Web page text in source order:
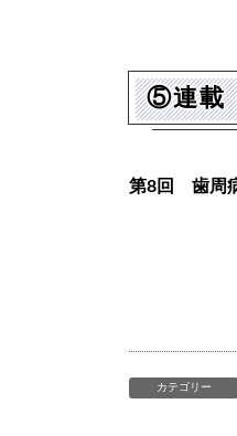
⑤連載
第8回 歯周
カテゴリー